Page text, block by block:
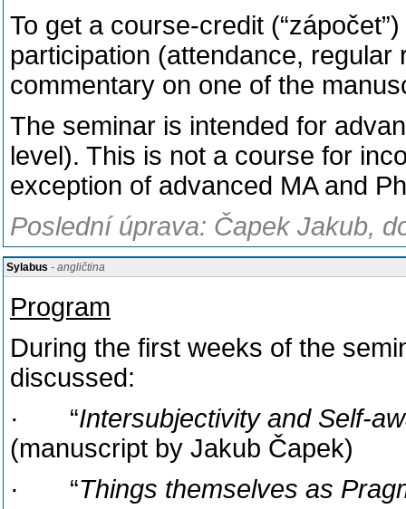
To get a course-credit
participation (attendance,
commentary on one of the
The seminar is intended for
level). This is not a course for
exception of advanced MA and
Poslední úprava: Čapek Jakub,
Sylabus - angličtina
Program
During the first weeks of the
discussed:
· “Intersubjectivity and Self-
(manuscript by Jakub Čapek)
· “Things themselves as